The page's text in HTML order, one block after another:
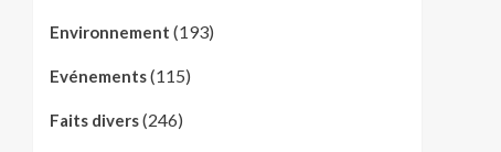
Environnement (193)
Evénements(115)
Faits divers(246)